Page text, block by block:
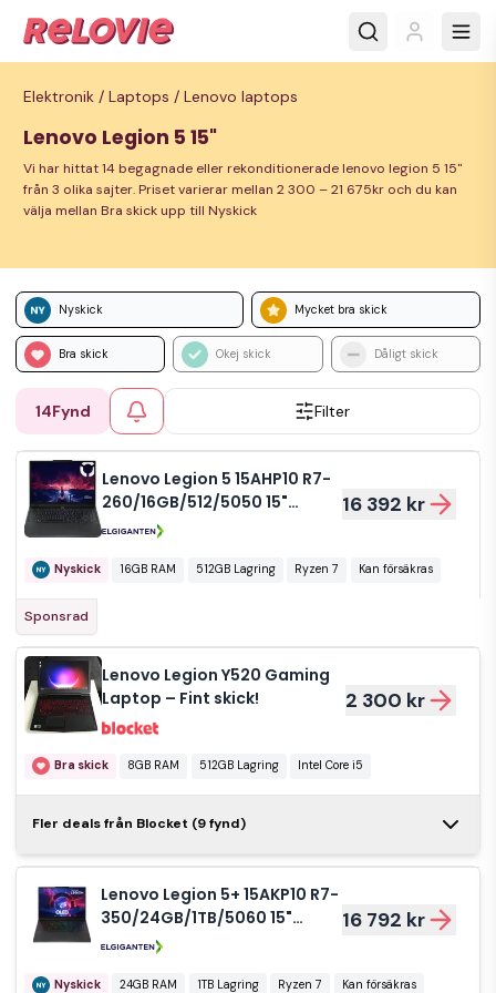
Elektronik / Laptops / Lenovo laptops
Lenovo Legion 5 15"
Vi har hittat 14 begagnade eller rekonditionerade lenovo legion 5 15"
från 3 olika sajter. Priset varierar mellan 2 300 – 21 675kr och du kan
välja mellan Bra skick upp till Nyskick
Nyskick Mycket bra skick
Bra skick Okej skick Dåligt skick
14Fynd Filter
Lenovo Legion 5 15AHP10 R7-
260/16GB/512/5050 15"
bärbar dator för gaming -
originalförpackning
16 392 kr
Nyskick 16GB RAM 512GB Lagring Ryzen 7 Kan försäkras
Sponsrad
Lenovo Legion Y520 Gaming
Laptop – Fint skick!
2 300 kr
Bra skick 8GB RAM 512GB Lagring Intel Core i5
Lenovo Legion 5
15IMH05H
Bra skick
Fler deals från Blocket (9 fynd)
Lenovo Legion 5+ 15AKP10 R7-
350/24GB/1TB/5060 15"
bärbar dator gaming -
originalförpackning
16 792 kr
Nyskick 24GB RAM 1TB Lagring Ryzen 7 Kan försäkras